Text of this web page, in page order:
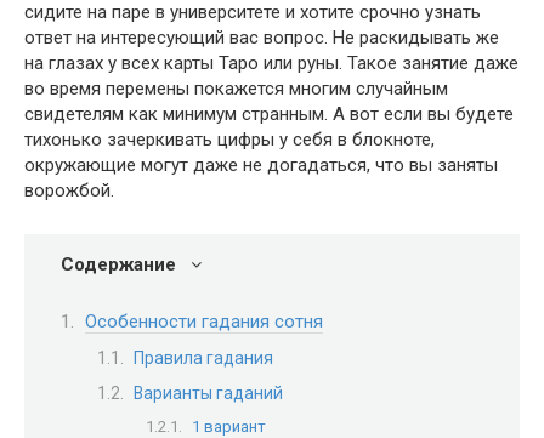
сидите на паре в университете и хотите срочно узнать
ответ на интересующий вас вопрос. Не раскидывать же
на глазах у всех карты Таро или руны. Такое занятие даже
во время перемены покажется многим случайным
свидетелям как минимум странным. А вот если вы будете
тихонько зачеркивать цифры у себя в блокноте,
окружающие могут даже не догадаться, что вы заняты
ворожбой.
Содержание
Особенности гадания сотня
Правила гадания
Варианты гаданий
1 вариант